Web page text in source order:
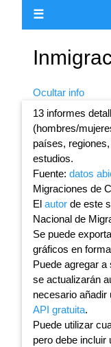
☰
Ocultar info
13 informes
(hombres/
países,
estudios.
Fuente: datos
Migraciones de
El autor de este
Nacional de
Se puede
gráficos en
Puede agregar
se actualizarán
necesario añadir
API gratuita.
Puede utilizar
pero debe incluir